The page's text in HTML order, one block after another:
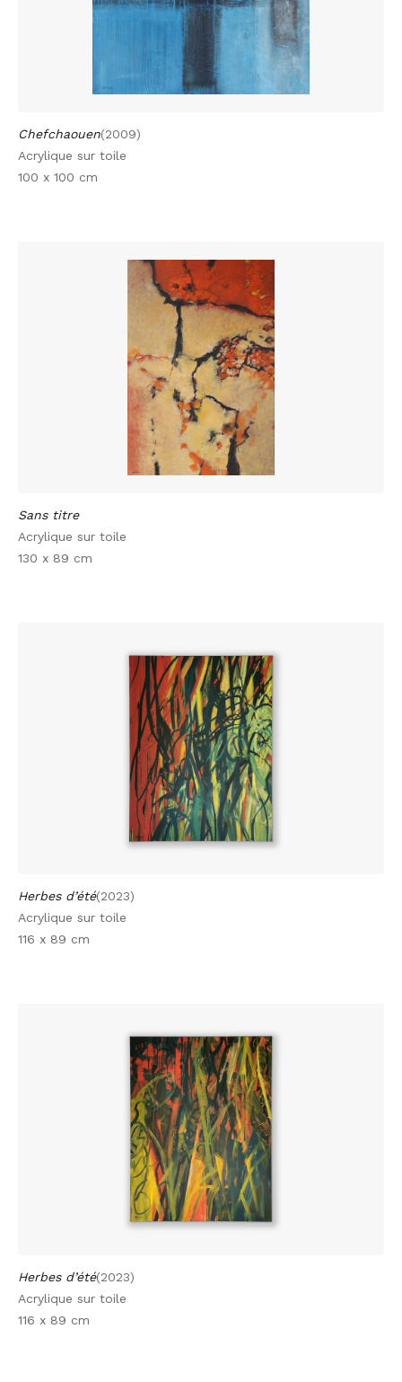
Chefchaouen(2009)
Acrylique sur toile
100 x 100 cm
Sans titre
Acrylique sur toile
130 x 89 cm
Herbes d’été(2023)
Acrylique sur toile
116 x 89 cm
Herbes d’été(2023)
Acrylique sur toile
116 x 89 cm